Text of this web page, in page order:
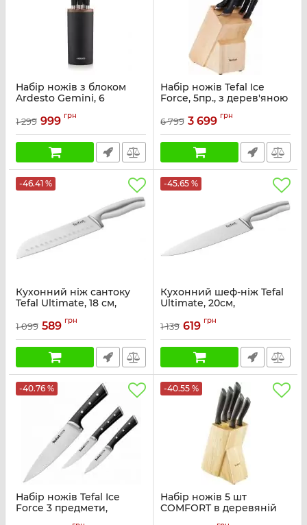
Набір ножів з блоком
Ardesto Gemini, 6
сталь, пластик, чорний
Артикул: AR2105BL
1 299 999 грн
Набір ножів Tefal Ice
Force, 5пр., з дерев'яною
сталь, платик, чорний
Артикул: K232S574
6 799 3 699 грн
-46.41 %
Кухонний ніж сантоку
Tefal Ultimate, 18 см,
Артикул: K1700674
1 099 589 грн
-45.65 %
Кухонний шеф-ніж Tefal
Ultimate, 20см,
Артикул: K1700274
1 139 619 грн
-40.76 %
Набір ножів Tefal Ice
Force 3 предмети,
-40.55 %
Набір ножів 5 шт
COMFORT в деревяній